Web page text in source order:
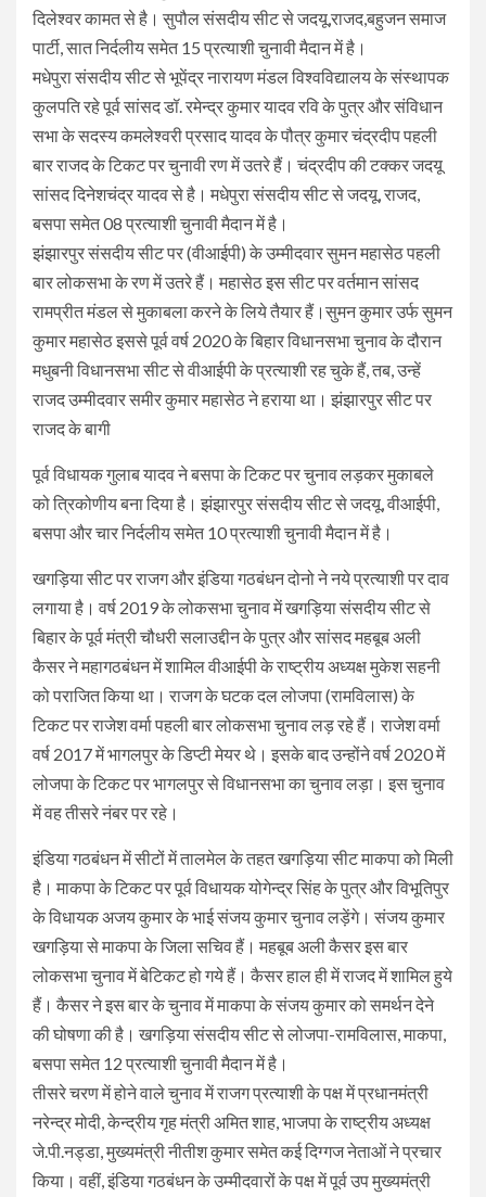
दिलेश्वर कामत से है। सुपौल संसदीय सीट से जदयू,राजद,बहुजन समाज
पार्टी, सात निर्दलीय समेत 15 प्रत्याशी चुनावी मैदान में है।
मधेपुरा संसदीय सीट से भूपेंद्र नारायण मंडल विश्वविद्यालय के संस्थापक
कुलपति रहे पूर्व सांसद डॉ. रमेन्द्र कुमार यादव रवि के पुत्र और संविधान
सभा के सदस्य कमलेश्वरी प्रसाद यादव के पौत्र कुमार चंद्रदीप पहली
बार राजद के टिकट पर चुनावी रण में उतरे हैं। चंद्रदीप की टक्कर जदयू
सांसद दिनेशचंद्र यादव से है। मधेपुरा संसदीय सीट से जदयू, राजद,
बसपा समेत 08 प्रत्याशी चुनावी मैदान में है।
झंझारपुर संसदीय सीट पर (वीआईपी) के उम्मीदवार सुमन महासेठ पहली
बार लोकसभा के रण में उतरे हैं। महासेठ इस सीट पर वर्तमान सांसद
रामप्रीत मंडल से मुकाबला करने के लिये तैयार हैं।सुमन कुमार उर्फ सुमन
कुमार महासेठ इससे पूर्व वर्ष 2020 के बिहार विधानसभा चुनाव के दौरान
मधुबनी विधानसभा सीट से वीआईपी के प्रत्याशी रह चुके हैं, तब, उन्हें
राजद उम्मीदवार समीर कुमार महासेठ ने हराया था। झंझारपुर सीट पर
राजद के बागी
पूर्व विधायक गुलाब यादव ने बसपा के टिकट पर चुनाव लड़कर मुकाबले
को त्रिकोणीय बना दिया है। झंझारपुर संसदीय सीट से जदयू, वीआईपी,
बसपा और चार निर्दलीय समेत 10 प्रत्याशी चुनावी मैदान में है।
खगड़िया सीट पर राजग और इंडिया गठबंधन दोनो ने नये प्रत्याशी पर दाव
लगाया है। वर्ष 2019 के लोकसभा चुनाव में खगड़िया संसदीय सीट से
बिहार के पूर्व मंत्री चौधरी सलाउद्दीन के पुत्र और सांसद महबूब अली
कैसर ने महागठबंधन में शामिल वीआईपी के राष्ट्रीय अध्यक्ष मुकेश सहनी
को पराजित किया था। राजग के घटक दल लोजपा (रामविलास) के
टिकट पर राजेश वर्मा पहली बार लोकसभा चुनाव लड़ रहे हैं। राजेश वर्मा
वर्ष 2017 में भागलपुर के डिप्टी मेयर थे। इसके बाद उन्होंने वर्ष 2020 में
लोजपा के टिकट पर भागलपुर से विधानसभा का चुनाव लड़ा। इस चुनाव
में वह तीसरे नंबर पर रहे।
इंडिया गठबंधन में सीटों में तालमेल के तहत खगड़िया सीट माकपा को मिली
है। माकपा के टिकट पर पूर्व विधायक योगेन्द्र सिंह के पुत्र और विभूतिपुर
के विधायक अजय कुमार के भाई संजय कुमार चुनाव लड़ेंगे। संजय कुमार
खगड़िया से माकपा के जिला सचिव हैं। महबूब अली कैसर इस बार
लोकसभा चुनाव में बेटिकट हो गये हैं। कैसर हाल ही में राजद में शामिल हुये
हैं। कैसर ने इस बार के चुनाव में माकपा के संजय कुमार को समर्थन देने
की घोषणा की है। खगड़िया संसदीय सीट से लोजपा-रामविलास, माकपा,
बसपा समेत 12 प्रत्याशी चुनावी मैदान में है।
तीसरे चरण में होने वाले चुनाव में राजग प्रत्याशी के पक्ष में प्रधानमंत्री
नरेन्द्र मोदी, केन्द्रीय गृह मंत्री अमित शाह, भाजपा के राष्ट्रीय अध्यक्ष
जे.पी.नड्डा, मुख्यमंत्री नीतीश कुमार समेत कई दिग्गज नेताओं ने प्रचार
किया। वहीं, इंडिया गठबंधन के उम्मीदवारों के पक्ष में पूर्व उप मुख्यमंत्री